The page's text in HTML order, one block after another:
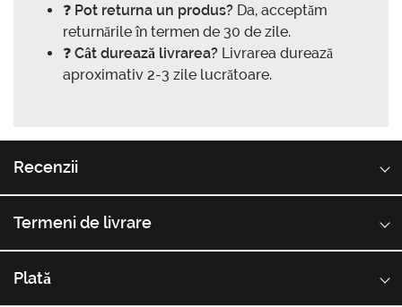
❓ Pot returna un produs? Da, acceptăm
returnările în termen de 30 de zile.
❓ Cât durează livrarea? Livrarea durează
aproximativ 2-3 zile lucrătoare.
Recenzii
Termeni de livrare
Plată